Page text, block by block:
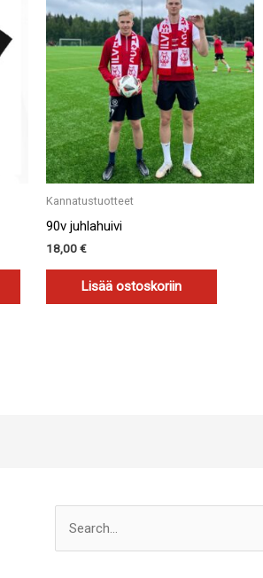
Kannatustuotteet
90v juhlahuivi
18,00€
Lisää ostoskoriin
Search
for: